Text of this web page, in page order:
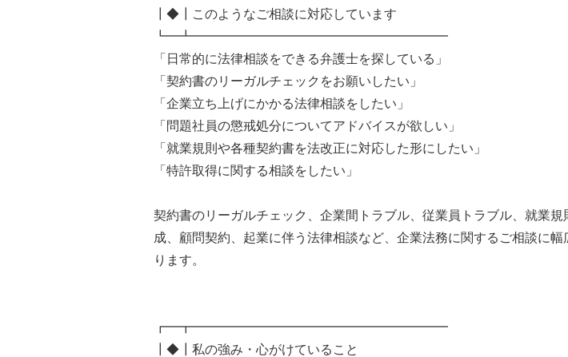
┃◆┃このようなご相談に対応しています
┗━┻━━━━━━━━━━━━━━━━━━━━
「日常的に法律相談をできる弁護士を探している」
「契約書のリーガルチェックをお願いしたい」
「企業立ち上げにかかる法律相談をしたい」
「問題社員の懲戒処分についてアドバイスが欲しい」
「就業規則や各種契約書を法改正に対応した形にしたい」
「特許取得に関する相談をしたい」
契約書のリーガルチェック、企業間トラブル、従業員トラブル、就業規
成、顧問契約、起業に伴う法律相談など、企業法務に関するご相談に幅
ります。
┏━┳━━━━━━━━━━━━━━━━━━━━
┃◆┃私の強み・心がけていること